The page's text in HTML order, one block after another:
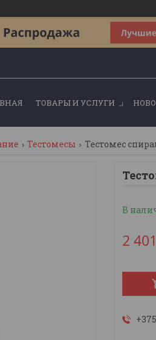
ТОВАРЫ И УСЛУГИ
Тестомесы Тестомес
В
2 401